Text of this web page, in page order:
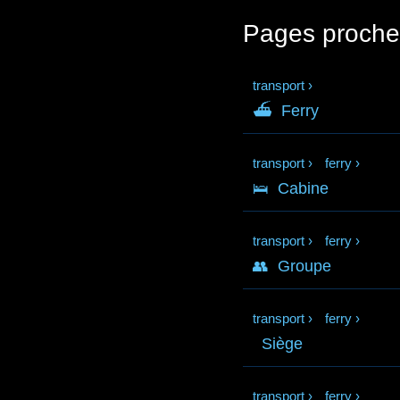
Pages
transport ›
⛴ Ferry
transport › ferry ›
🛌 Cabine
transport › ferry ›
👥 Groupe
transport › ferry ›
Siège
transport › ferry ›